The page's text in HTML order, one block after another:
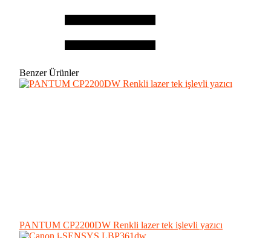
Benzer Ürünler
PANTUM CP2200DW Renkli lazer tek işlevli yazıcı